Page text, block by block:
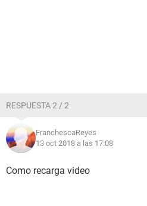
RESPUESTA 2 / 2
FranchescaReyes
13 oct 2018 a las 17:08
Como recarga video